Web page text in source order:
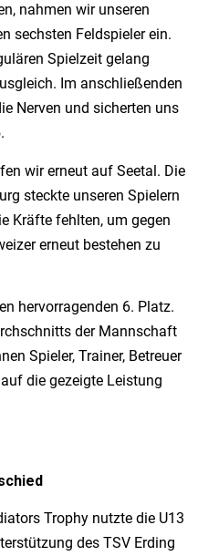
nahmen wir unseren
sechsten Feldspieler ein.
Spielzeit gelang
Im anschließenden
Nerven und sicherten uns
wir erneut auf Seetal. Die
steckte unseren Spielern
Kräfte fehlten, um gegen
erneut bestehen zu
hervorragenden 6. Platz.
der Mannschaft
Spieler, Trainer, Betreuer
die gezeigte Leistung
Trophy nutzte die U13
des TSV Erding